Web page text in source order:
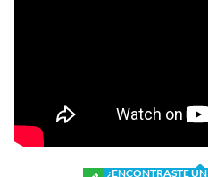
¿ENCONTRASTE UN